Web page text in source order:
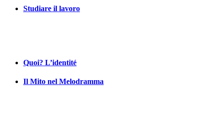
Studiare il lavoro
Quoi? L’identité
Il Mito nel Melodramma